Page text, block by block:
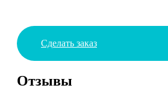
Сделать заказ
Отзывы